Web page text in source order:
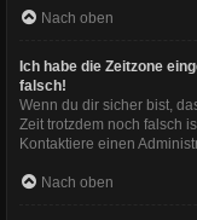
Nach oben
Ich habe die Zeitzone
falsch!
Wenn du dir sicher bist,
Zeit trotzdem noch falsch
Kontaktiere einen
Nach oben